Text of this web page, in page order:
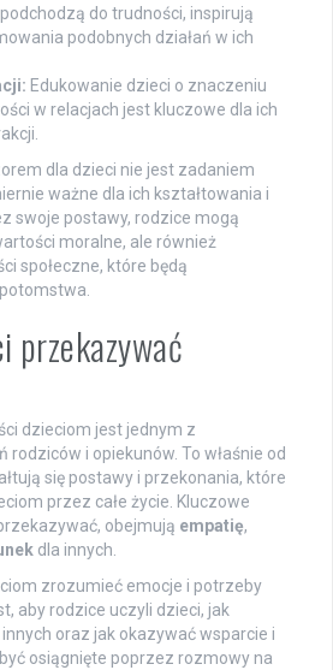
do trudności, inspirują
podobnych działań w ich
Edukowanie dzieci o znaczeniu
w relacjach jest kluczowe dla ich
dla dzieci nie jest zadaniem
ważne dla ich kształtowania i
swoje postawy, rodzice mogą
moralne, ale również
społeczne, które będą
przekazywać
dzieciom jest jednym z
rodziców i opiekunów. To właśnie od
się postawy i przekonania, które
przez całe życie. Kluczowe
obejmują empatię,
dla innych.
zrozumieć emocje i potrzeby
aby rodzice uczyli dzieci, jak
oraz jak okazywać wsparcie i
osiągnięte poprzez rozmowy na